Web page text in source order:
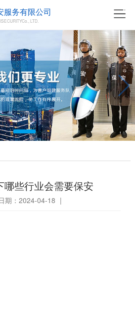
服务有限公司
LTD.
哪些行业会需要保安
期：2024-04-18 |